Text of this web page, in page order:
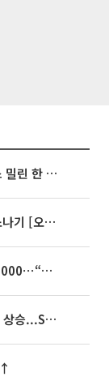
[베스트&워스트] 삼성전자·SK하이닉스 밀린 한 주…상상인증권은 85% 급등
35도 안팎 무더위 이어져…전국 곳곳 소나기 [오늘 날씨]
[주간증시전망] 다음주 코스피 6000~7000⋯“外人 수급은 정책이 변수”
뉴욕증시, 연준 금리인상 기대감 꺾이자 상승...S&P500 사상 최고치 [종합]